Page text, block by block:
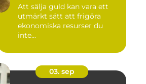
Att sälja guld kan vara ett
utmärkt sätt att frigöra
ekonomiska resurser du
inte...
03. sep